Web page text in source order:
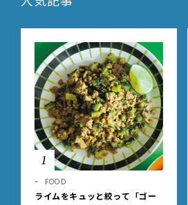
1
FOOD
ライムをキュッと絞って「ゴー